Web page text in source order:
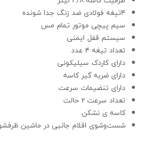
۴تیغه فولادی ضد زنگ جدا شونده
سیم پیچی موتور تمام مس
سیستم قفل ایمنی
تعداد تیغه ۴ عدد
دارای کاردک سیلیکونی
دارای ضربه گیر کاسه
دارای تنضیمات سرعت
تعداد سرعت ۲ حالت
کاسه ی نشکن
شست‌وشوی اقلام جانبی در ماشین